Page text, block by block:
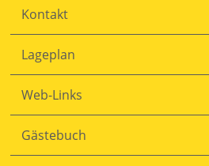
überspringen
Kontakt
Lageplan
Web-Links
Gästebuch